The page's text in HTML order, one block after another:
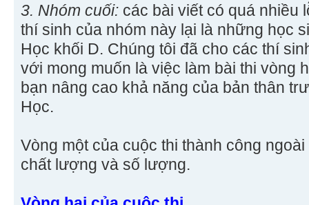
3. Nhóm cuối: các bài viết có quá nhiều
thí sinh của nhóm này lại là những học
Học khối D. Chúng tôi đã cho các thí
với mong muốn là việc làm bài thi vòng
bạn nâng cao khả năng của bản thân
Học.
Vòng một của cuộc thi thành công
chất lượng và số lượng.